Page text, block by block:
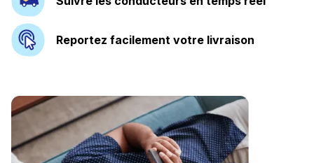
Reportez facilement votre livraison